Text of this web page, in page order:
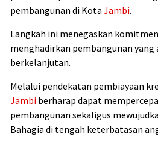
pembangunan di Kota Jambi.
Langkah ini menegaskan komitmen
menghadirkan pembangunan
berkelanjutan.
Melalui pendekatan pembiayaan
Jambi berharap dapat
pembangunan sekaligus
Bahagia di tengah keterbatasan